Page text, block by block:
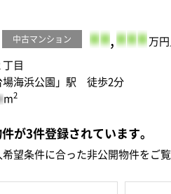
中古マンション - - ,- - - 万
目
場海浜公園」駅 徒歩2分
m2
が3件登録されています。
望条件に合った非公開物件をご覧